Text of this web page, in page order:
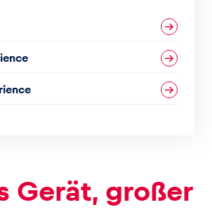
Gerät, großer